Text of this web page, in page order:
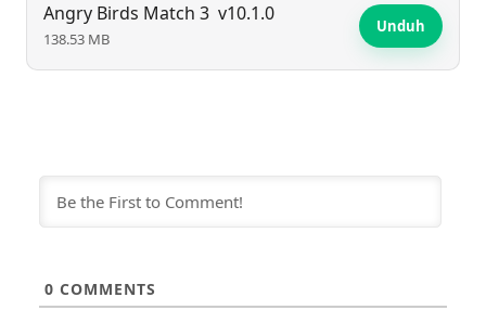
Angry Birds Match 3 v10.1.0
138.53 MB
Unduh
0 COMMENTS